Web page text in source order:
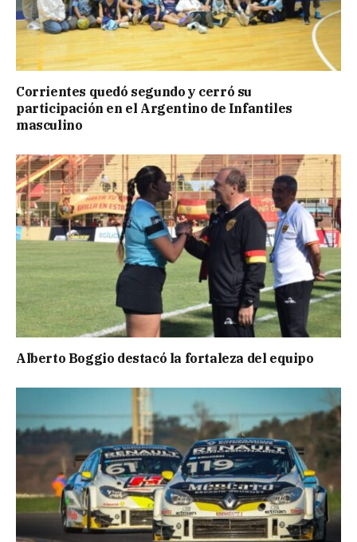
Corrientes quedó segundo y cerró su
participación en el Argentino de Infantiles
masculino
Alberto Boggio destacó la fortaleza del equipo